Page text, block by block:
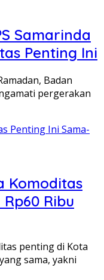
Samarinda
Penting Ini
Badan
pergerakan
Komoditas
Ribu
penting di Kota
sama, yakni